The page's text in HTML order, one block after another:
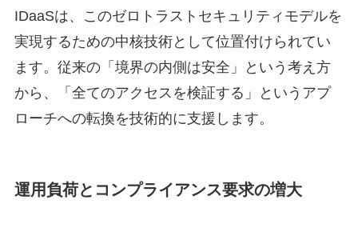
IDaaSは、このゼロトラストセキュリティモデルを
実現するための中核技術として位置付けられてい
ます。従来の「境界の内側は安全」という考え方
から、「全てのアクセスを検証する」というアプ
ローチへの転換を技術的に支援します。
運用負荷とコンプライアンス要求の増大